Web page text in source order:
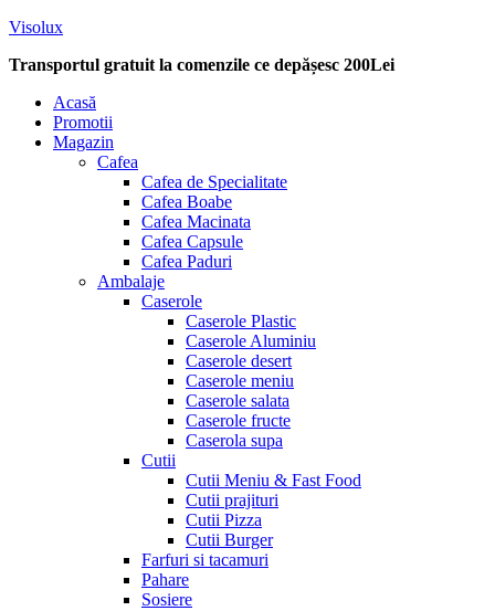
Visolux
Transportul gratuit la comenzile ce depășesc 200Lei
Menu
Acasă
Promotii
Magazin
Cafea
Cafea de Specialitate
Cafea Boabe
Cafea Macinata
Cafea Capsule
Cafea Paduri
Ambalaje
Caserole
Caserole Plastic
Caserole Aluminiu
Caserole desert
Caserole meniu
Caserole salata
Caserole fructe
Caserola supa
Cutii
Cutii Meniu & Fast Food
Cutii prajituri
Cutii Pizza
Cutii Burger
Farfuri si tacamuri
Pahare
Sosiere